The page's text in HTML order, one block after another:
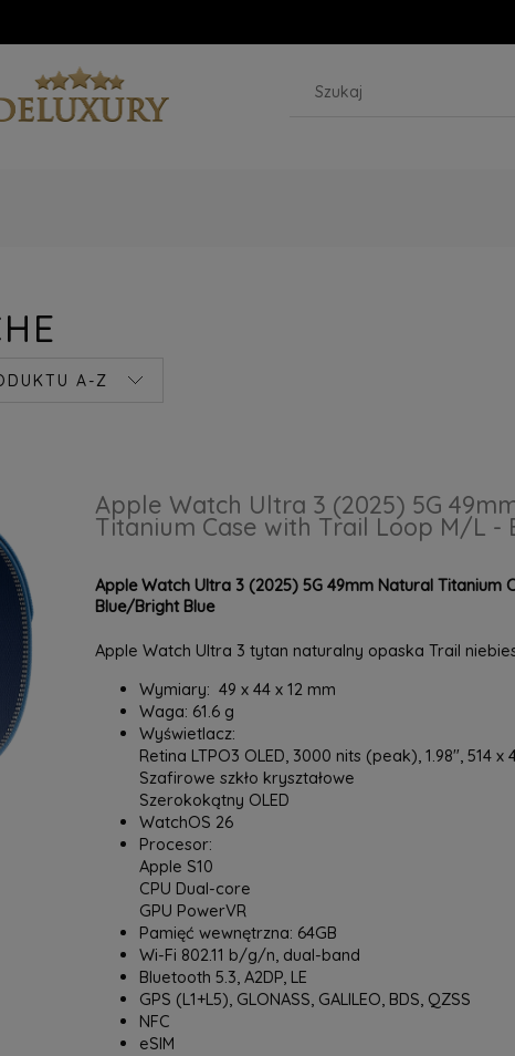
A-Z
Apple Watch Ultra 3 (2025) 5G
Titanium Case with Trail Loop M/L
Apple Watch Ultra 3 (2025) 5G 49mm Natural Titanium
Blue/Bright Blue
Apple Watch Ultra 3 tytan naturalny opaska Trail
Wymiary: 49 x 44 x 12 mm
Waga: 61.6 g
Wyświetlacz:
Retina LTPO3 OLED, 3000 nits (peak), 1.98", 514 x
Szafirowe szkło kryształowe
Szerokokątny OLED
WatchOS 26
Procesor:
Apple S10
CPU Dual-core
GPU PowerVR
Pamięć wewnętrzna: 64GB
Wi-Fi 802.11 b/g/n, dual-band
Bluetooth 5.3, A2DP, LE
GPS (L1+L5), GLONASS, GALILEO, BDS, QZSS
NFC
eSIM